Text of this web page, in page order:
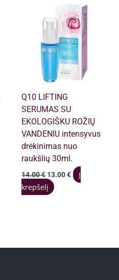
Q10 LIFTING
SERUMAS SU
EKOLOGIŠKU ROŽIŲ
VANDENIU intensyvus
drėkinimas nuo
raukšlių 30ml.
14.00€ Original
price
was:
13.00€Current
price
Į
krepšelį